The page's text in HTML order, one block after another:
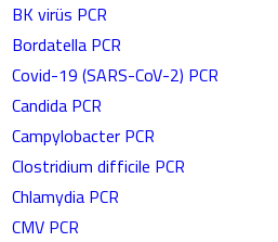
BK virüs PCR
Bordatella PCR
Covid-19 (SARS-CoV-2) PCR
Candida PCR
Campylobacter PCR
Clostridium difficile PCR
Chlamydia PCR
CMV PCR